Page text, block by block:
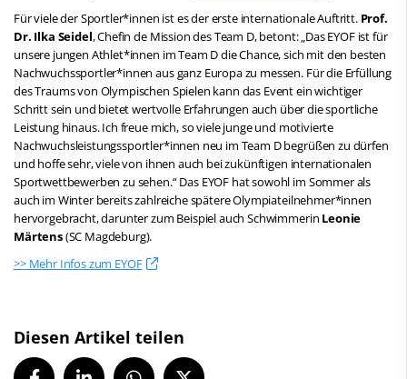
Für viele der Sportler*innen ist es der erste internationale Auftritt. Prof.
Dr. Ilka Seidel, Chefin de Mission des Team D, betont: „Das EYOF ist für
unsere jungen Athlet*innen im Team D die Chance, sich mit den besten
Nachwuchssportler*innen aus ganz Europa zu messen. Für die Erfüllung
des Traums von Olympischen Spielen kann das Event ein wichtiger
Schritt sein und bietet wertvolle Erfahrungen auch über die sportliche
Leistung hinaus. Ich freue mich, so viele junge und motivierte
Nachwuchsleistungssportler*innen neu im Team D begrüßen zu dürfen
und hoffe sehr, viele von ihnen auch bei zukünftigen internationalen
Sportwettbewerben zu sehen.“ Das EYOF hat sowohl im Sommer als
auch im Winter bereits zahlreiche spätere Olympiateilnehmer*innen
hervorgebracht, darunter zum Beispiel auch Schwimmerin Leonie
Märtens(SC Magdeburg).
>> Mehr Infos zum EYOF
Diesen Artikel teilen